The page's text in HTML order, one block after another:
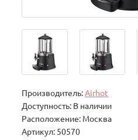
Производитель:Airhot
Доступность: В наличии
Расположение: Москва
Артикул: 50570